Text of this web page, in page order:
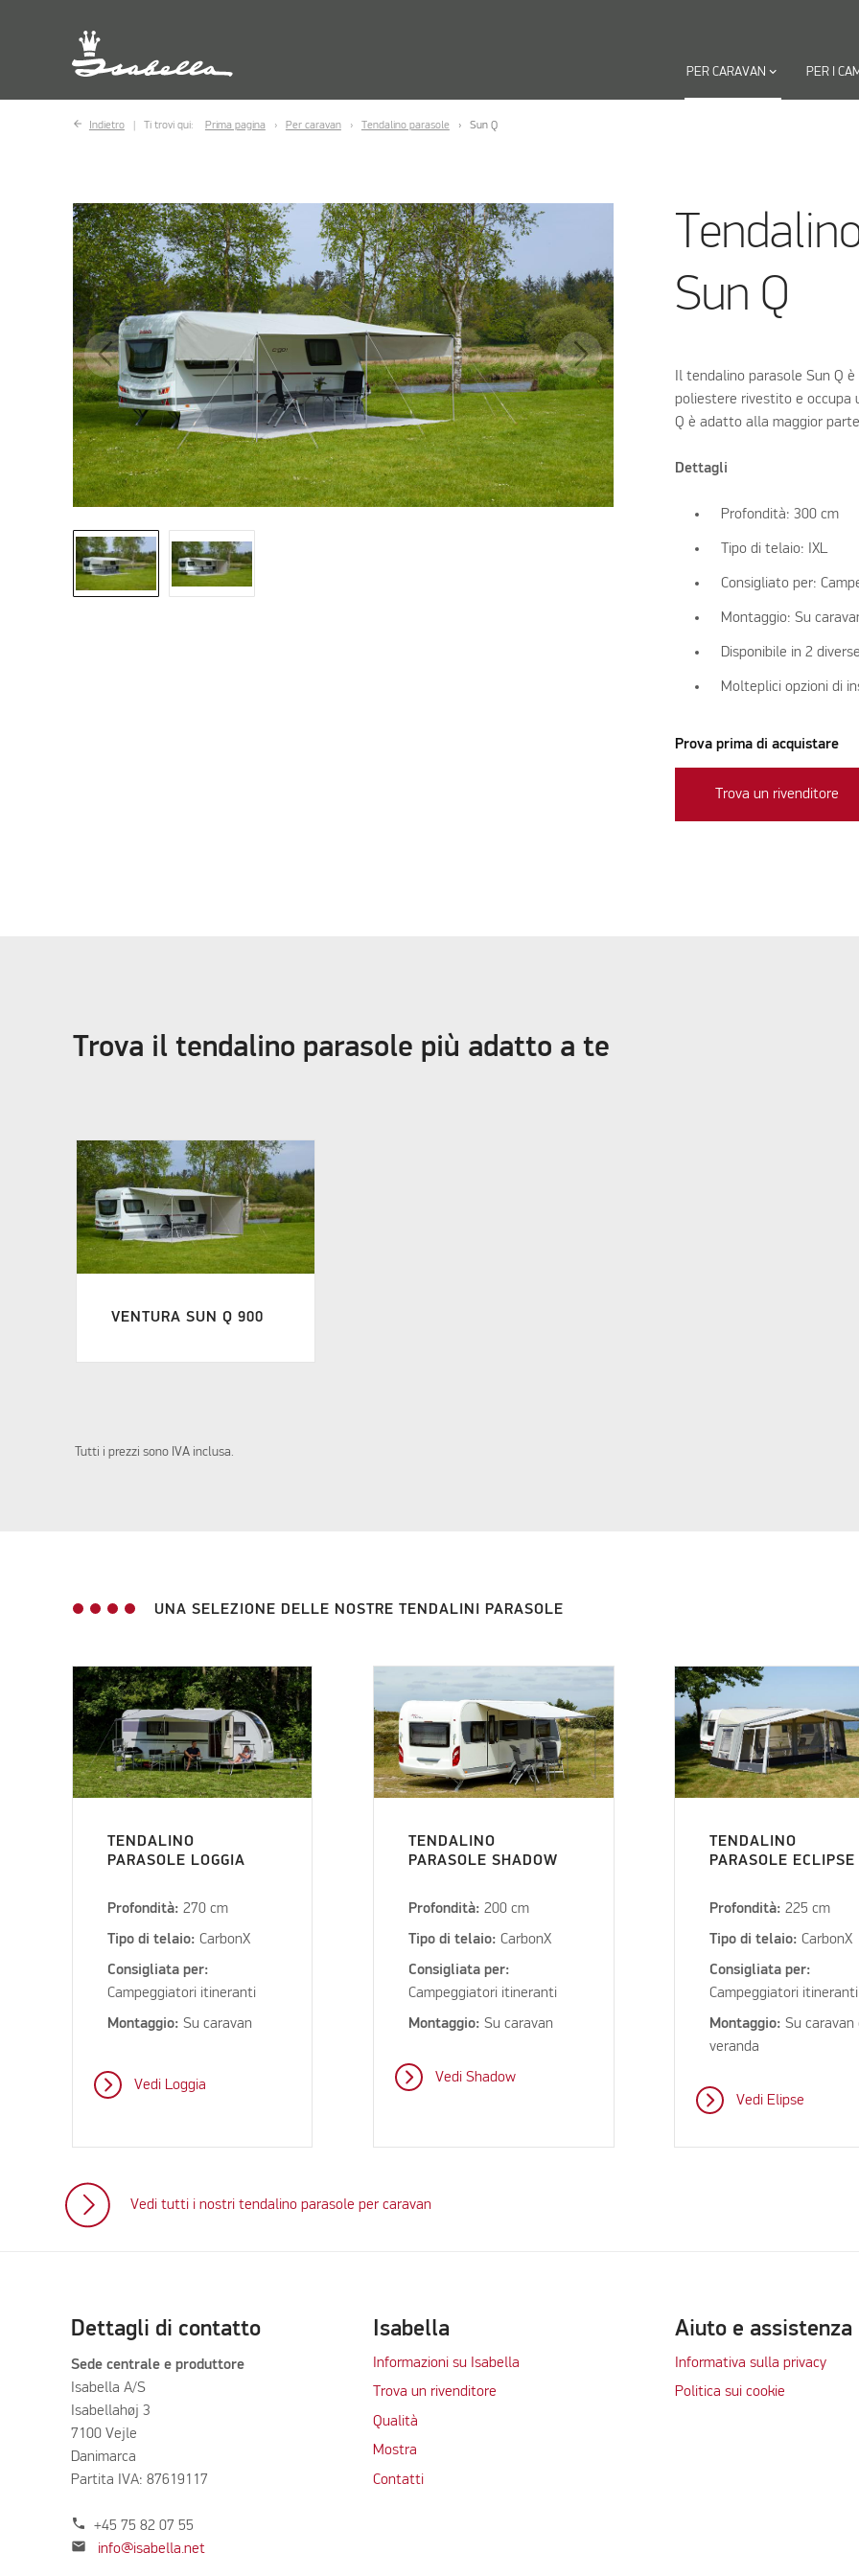
PER CARAVAN keyboard_arrow_down PER I
Indietro Ti trovi qui: Prima pagina Per caravan Tendalino parasole Sun Q
Sun Q
Il tendalino parasole Sun Q
poliestere rivestito e occupa
Q è adatto alla maggior
Dettagli
Profondità: 300 cm
Tipo di telaio: IXL
Consigliato per:
Montaggio: Su
Disponibile in 2
Molteplici opzioni di
Prova prima di acquistare
Trova un rivenditore
Trova il tendalino parasole più adatto a te
VENTURA SUN Q 900
Tutti i prezzi sono IVA inclusa.
UNA SELEZIONE DELLE NOSTRE TENDALINI PARASOLE
TENDALINO
PARASOLE LOGGIA
Profondità: 270 cm
Tipo di telaio: CarbonX
Consigliata per:
Campeggiatori itineranti
Montaggio: Su caravan
Vedi Loggia
TENDALINO
PARASOLE SHADOW
Profondità:200 cm
Tipo di telaio:CarbonX
Consigliata per:
Campeggiatori itineranti
Montaggio:Su caravan
Vedi Shadow
TENDALINO
PARASOLE ECLIPSE
Profondità: 225 cm
Tipo di telaio:CarbonX
Consigliata per:
Campeggiatori itineranti
Montaggio:Su caravan
veranda
Vedi Elipse
Vedi tutti i nostri tendalino parasole per caravan
Dettagli di contatto
Sede centrale e produttore
Isabella A/S
Isabellahøj 3
7100 Vejle
Danimarca
Partita IVA: 87619117
phone +45 75 82 07 55
mail info@isabella.net
Isabella
Informazioni su Isabella
Trova un rivenditore
Qualità
Mostra
Contatti
Aiuto e assistenza
Informativa sulla privacy
Politica sui cookie